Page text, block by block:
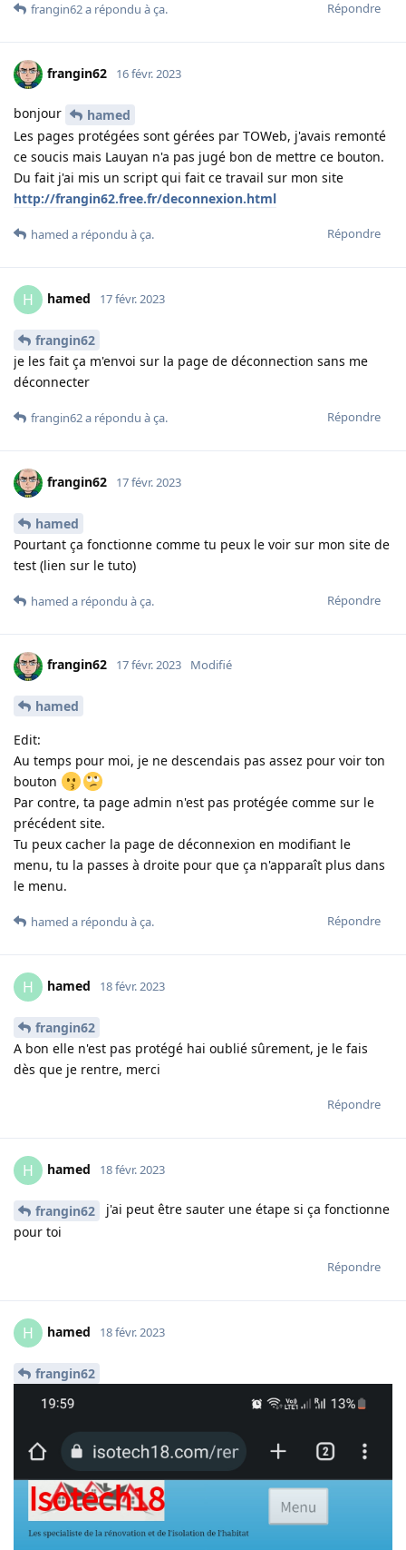
Répondre
frangin62a répondu à ça.
frangin62 16 févr. 2023
bonjour
hamed
Les pages protégées sont gérées par TOWeb, j'avais remonté
ce soucis mais Lauyan n'a pas jugé bon de mettre ce bouton.
Du fait j'ai mis un script qui fait ce travail sur mon site
http://frangin62.free.fr/deconnexion.html
Répondre
hamed a répondu à ça.
H hamed 17 févr. 2023
frangin62
je les fait ça m'envoi sur la page de déconnection sans me
déconnecter
Répondre
frangin62a répondu à ça.
frangin62 17 févr. 2023
hamed
Pourtant ça fonctionne comme tu peux le voir sur mon site de
test (lien sur le tuto)
Répondre
hamed a répondu à ça.
frangin62 17 févr. 2023 Modifié
hamed
Edit:
Au temps pour moi, je ne descendais pas assez pour voir ton
bouton
Par contre, ta page admin n'est pas protégée comme sur le
précédent site.
Tu peux cacher la page de déconnexion en modifiant le
menu, tu la passes à droite pour que ça n'apparaît plus dans
le menu.
Répondre
hamed a répondu à ça.
H hamed 18 févr. 2023
frangin62
A bon elle n'est pas protégé hai oublié sûrement, je le fais
dès que je rentre, merci
Répondre
H hamed 18 févr. 2023
frangin62
j'ai peut être sauter une étape si ça fonctionne
pour toi
Répondre
H hamed 18 févr. 2023
frangin62